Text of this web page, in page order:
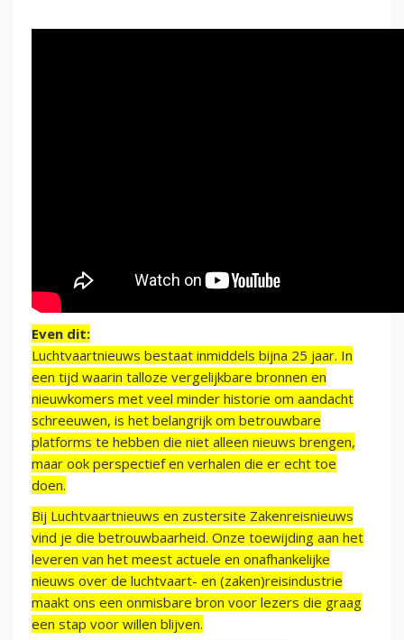
Even dit:
Luchtvaartnieuws bestaat inmiddels bijna 25 jaar. In
een tijd waarin talloze vergelijkbare bronnen en
nieuwkomers met veel minder historie om aandacht
schreeuwen, is het belangrijk om betrouwbare
platforms te hebben die niet alleen nieuws brengen,
maar ook perspectief en verhalen die er echt toe
doen.
Bij Luchtvaartnieuws en zustersite Zakenreisnieuws
vind je die betrouwbaarheid. Onze toewijding aan het
leveren van het meest actuele en onafhankelijke
nieuws over de luchtvaart- en (zaken)reisindustrie
maakt ons een onmisbare bron voor lezers die graag
een stap voor willen blijven.